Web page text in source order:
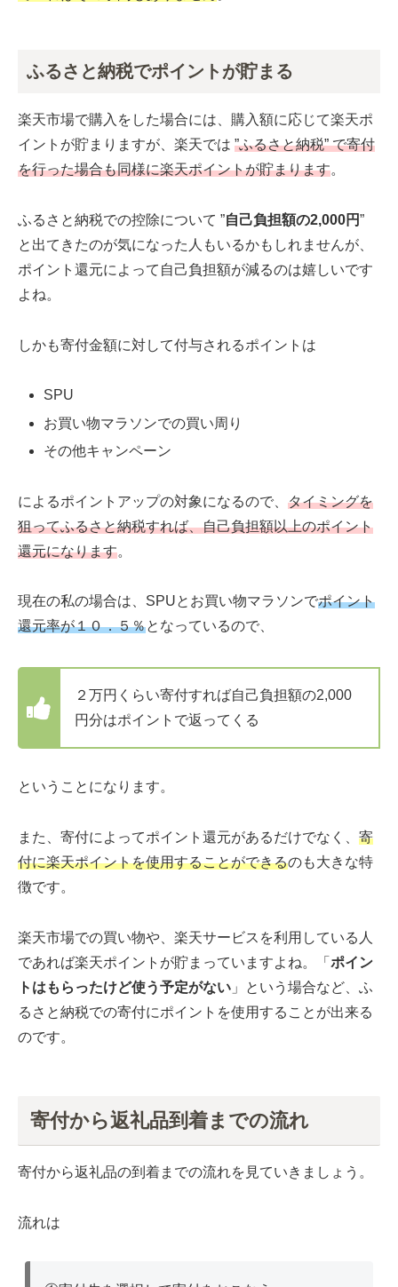
ふるさと納税でポイントが貯まる
楽天市場で購入をした場合には、購入額に応じて楽天ポ
イントが貯まりますが、楽天では ”ふるさと納税” で寄付
を行った場合も同様に楽天ポイントが貯まります。
ふるさと納税での控除について ”自己負担額の2,000円”
と出てきたのが気になった人もいるかもしれませんが、
ポイント還元によって自己負担額が減るのは嬉しいです
よね。
しかも寄付金額に対して付与されるポイントは
SPU
お買い物マラソンでの買い周り
その他キャンペーン
によるポイントアップの対象になるので、 タイミングを
狙ってふるさと納税すれば、自己負担額以上のポイント
還元になります。
現在の私の場合は、SPUとお買い物マラソンでポイント
還元率が１０．５％となっているので、
２万円くらい寄付すれば自己負担額の2,000
円分はポイントで返ってくる
ということになります。
また、寄付によってポイント還元があるだけでなく、 寄
付に楽天ポイントを使用することができるのも大きな特
徴です。
楽天市場での買い物や、楽天サービスを利用している人
であれば楽天ポイントが貯まっていますよね。「 ポイン
トはもらったけど使う予定がない 」という場合など、ふ
るさと納税での寄付にポイントを使用することが出来る
のです。
寄付から返礼品到着までの流れ
寄付から返礼品の到着までの流れを見ていきましょう。
流れは